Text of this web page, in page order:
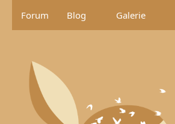
Forum Blog Galerie